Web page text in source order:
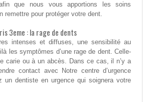
afin que nous vous apportions les soins
remettre pour protéger votre dent.
3eme : la rage de dents
intenses et diffuses, une sensibilité au
les symptômes d’une rage de dent. Celle-
carie ou à un abcès. Dans ce cas, il n’y a
contact avec Notre centre d’urgence
un dentiste en urgence qui soignera votre